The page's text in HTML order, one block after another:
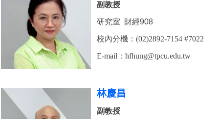
副教授
研究室 財經908
校內分機：(02)2892-7154 #7022
E-mail： hfhung@tpcu.edu.tw
林慶昌
副教授